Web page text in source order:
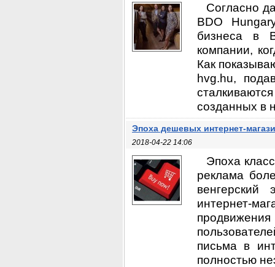
Согласно
BDO
бизнеса в
компании,
Как
hvg.hu,
созданных в
Эпоха дешевых интернет-
2018-04-22 14:06
Эпоха
реклама
интернет-
письма в
полностью